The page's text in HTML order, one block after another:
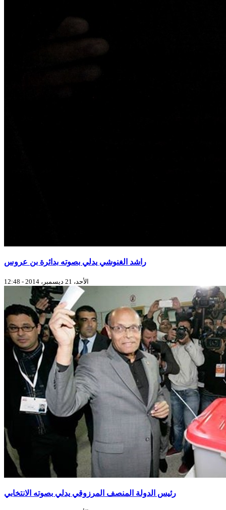
راشد الغنوشي يدلي بصوته بدائرة بن عروس
الأحد، 21 ديسمبر، 2014 - 12:48
رئيس الدولة المنصف المرزوقي يدلي بصوته الانتخابي